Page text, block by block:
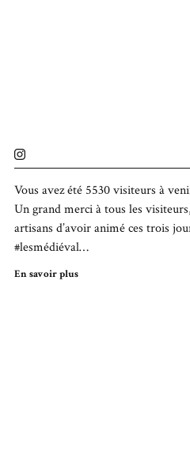
Vous avez été 5530 visiteurs à
Un grand merci à tous les
artisans d’avoir animé ces trois
#lesmédiéval…
En savoir plus